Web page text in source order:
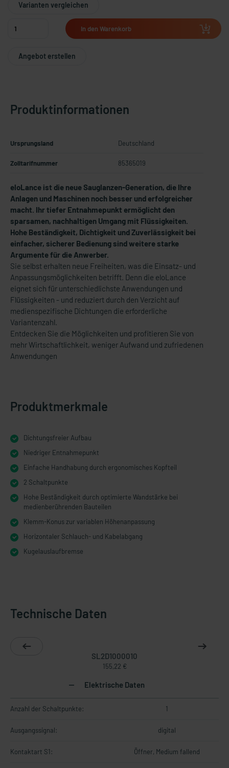
Varianten vergleichen
In den Warenkorb
Angebot erstellen
Produktinformationen
Ursprungsland Deutschland
Zolltarifnummer 85365019
eloLance ist die neue Sauglanzen-Generation, die Ihre
Anlagen und Maschinen noch besser und erfolgreicher
macht. Ihr tiefer Entnahmepunkt ermöglicht den
sparsamen, nachhaltigen Umgang mit Flüssigkeiten.
Hohe Beständigkeit, Dichtigkeit und Zuverlässigkeit bei
einfacher, sicherer Bedienung sind weitere starke
Argumente für die Anwerber.
Sie selbst erhalten neue Freiheiten, was die Einsatz- und
Anpassungsmöglichkeiten betrifft. Denn die eloLance
eignet sich für unterschiedlichste Anwendungen und
Flüssigkeiten - und reduziert durch den Verzicht auf
medienspezifische Dichtungen die erforderliche
Variantenzahl.
Entdecken Sie die Möglichkeiten und profitieren Sie von
mehr Wirtschaftlichkeit, weniger Aufwand und zufriedenen
Anwendungen
Produktmerkmale
Dichtungsfreier Aufbau
Niedriger Entnahmepunkt
Einfache Handhabung durch ergonomisches Kopfteil
2 Schaltpunkte
Hohe Beständigkeit durch optimierte Wandstärke bei
medienberührenden Bauteilen
Klemm-Konus zur variablen Höhenanpassung
Horizontaler Schlauch- und Kabelabgang
Kugelauslaufbremse
Technische Daten
SL2D1000010
155,22 €
Elektrische Daten
Anzahl der Schaltpunkte: 1
Ausgangssignal: digital
Kontaktart S1: Öffner, Medium fallend